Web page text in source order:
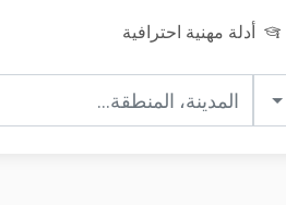
أدلة مهنية احترافية